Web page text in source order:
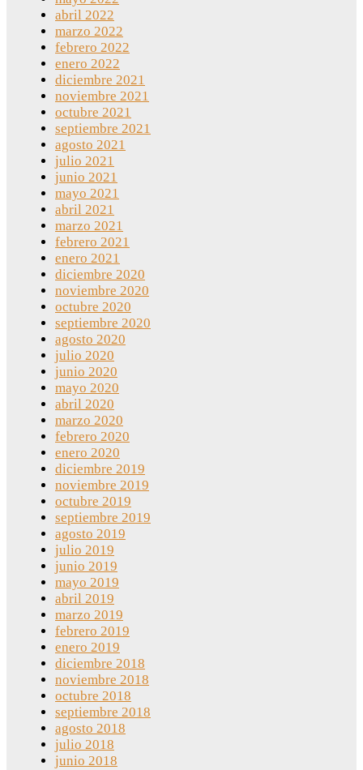
abril 2022
marzo 2022
febrero 2022
enero 2022
diciembre 2021
noviembre 2021
octubre 2021
septiembre 2021
agosto 2021
julio 2021
junio 2021
mayo 2021
abril 2021
marzo 2021
febrero 2021
enero 2021
diciembre 2020
noviembre 2020
octubre 2020
septiembre 2020
agosto 2020
julio 2020
junio 2020
mayo 2020
abril 2020
marzo 2020
febrero 2020
enero 2020
diciembre 2019
noviembre 2019
octubre 2019
septiembre 2019
agosto 2019
julio 2019
junio 2019
mayo 2019
abril 2019
marzo 2019
febrero 2019
enero 2019
diciembre 2018
noviembre 2018
octubre 2018
septiembre 2018
agosto 2018
julio 2018
junio 2018